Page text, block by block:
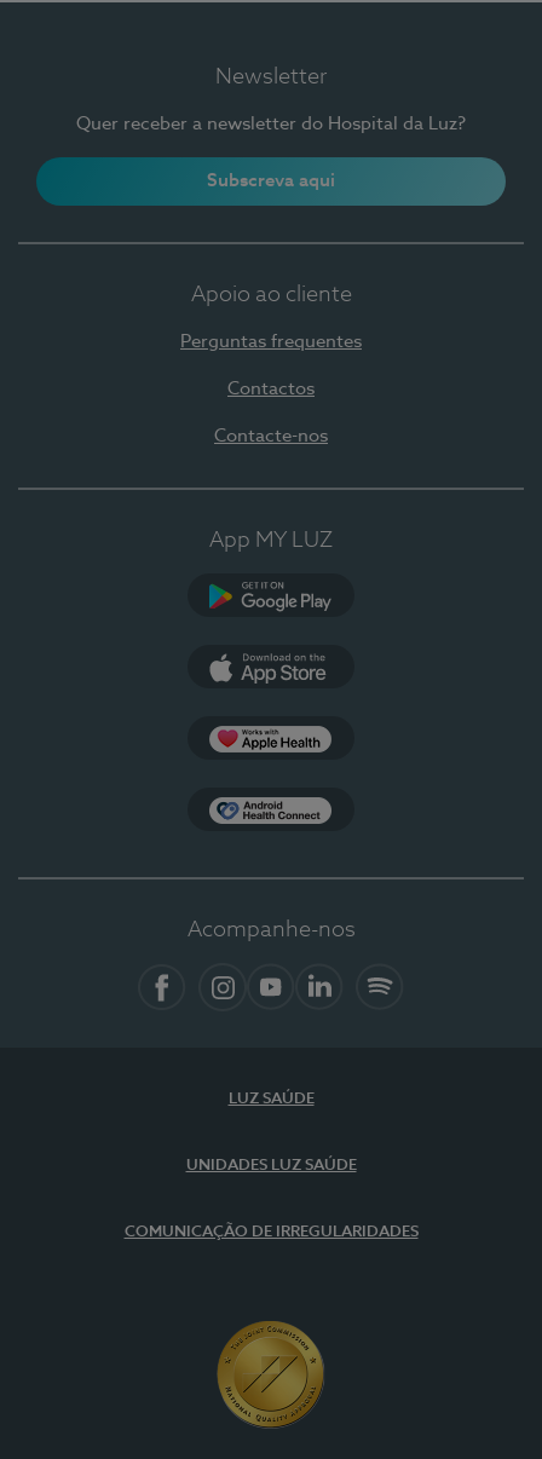
Newsletter
Quer receber a newsletter do Hospital da Luz?
Subscreva aqui
Apoio ao cliente
Perguntas frequentes
Contactos
Contacte-nos
App MY LUZ
Acompanhe-nos
LUZ SAÚDE
UNIDADES LUZ SAÚDE
COMUNICAÇÃO DE IRREGULARIDADES